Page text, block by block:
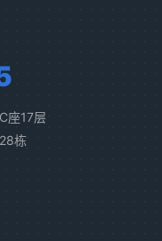
座17层
栋